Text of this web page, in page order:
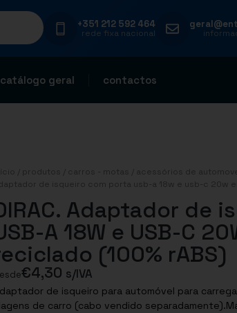
+351 212 592 464
rede fixa nacional
catálogo geral contactos
produtos carros - motas acessórios de
de isqueiro com porta usb-a 18w e usb-c 20w
Adaptador de
A 18W e USB-C
(100% rABS)
€4,30 s/IVA
de isqueiro para automóvel para
de carro (cabo vendido